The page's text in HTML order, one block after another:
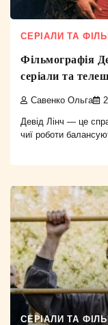
СЕРІАЛИ ТА
Фільмографія
серіали та
Савенко Ольга
Девід Лінч — це
чиї роботи
СЕРІАЛИ ТА